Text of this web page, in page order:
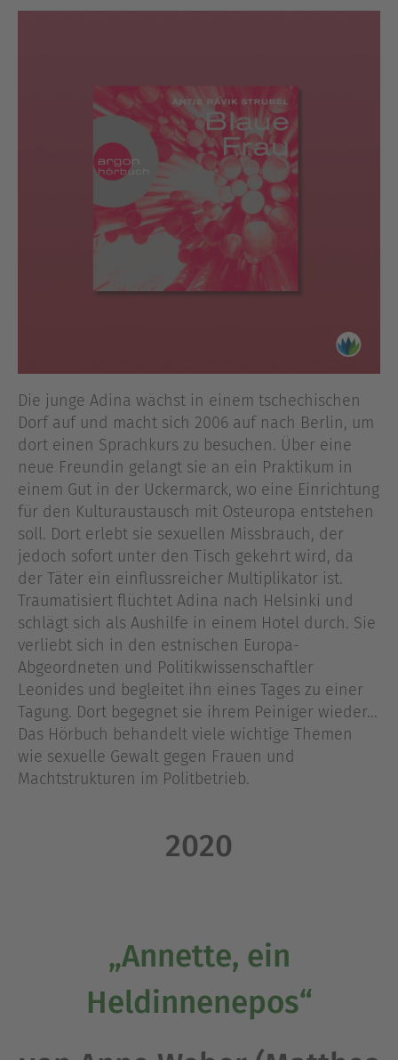
Die junge Adina wächst in einem tschechischen
Dorf auf und macht sich 2006 auf nach Berlin, um
dort einen Sprachkurs zu besuchen. Über eine
neue Freundin gelangt sie an ein Praktikum in
einem Gut in der Uckermarck, wo eine Einrichtung
für den Kulturaustausch mit Osteuropa entstehen
soll. Dort erlebt sie sexuellen Missbrauch, der
jedoch sofort unter den Tisch gekehrt wird, da
der Täter ein einflussreicher Multiplikator ist.
Traumatisiert flüchtet Adina nach Helsinki und
schlägt sich als Aushilfe in einem Hotel durch. Sie
verliebt sich in den estnischen Europa-
Abgeordneten und Politikwissenschaftler
Leonides und begleitet ihn eines Tages zu einer
Tagung. Dort begegnet sie ihrem Peiniger wieder...
Das Hörbuch behandelt viele wichtige Themen
wie sexuelle Gewalt gegen Frauen und
Machtstrukturen im Politbetrieb.
2020
„Annette, ein
Heldinnenepos“